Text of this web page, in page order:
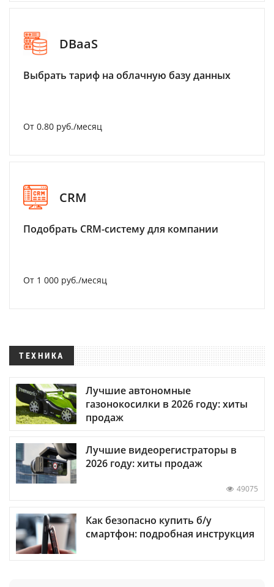
DBaaS
Выбрать тариф на облачную базу данных
От 0.80 руб./месяц
CRM
Подобрать CRM-систему для компании
От 1 000 руб./месяц
ТЕХНИКА
Лучшие автономные
газонокосилки в 2026 году: хиты
продаж
Лучшие видеорегистраторы в
2026 году: хиты продаж
49075
Как безопасно купить б/у
смартфон: подробная инструкция